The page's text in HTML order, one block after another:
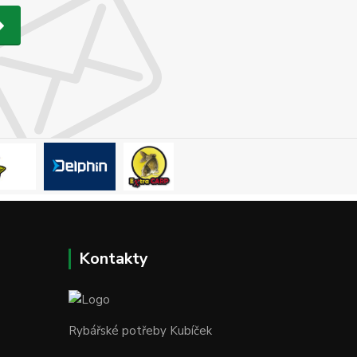
Kontakty
Rybářské potřeby Kubíček